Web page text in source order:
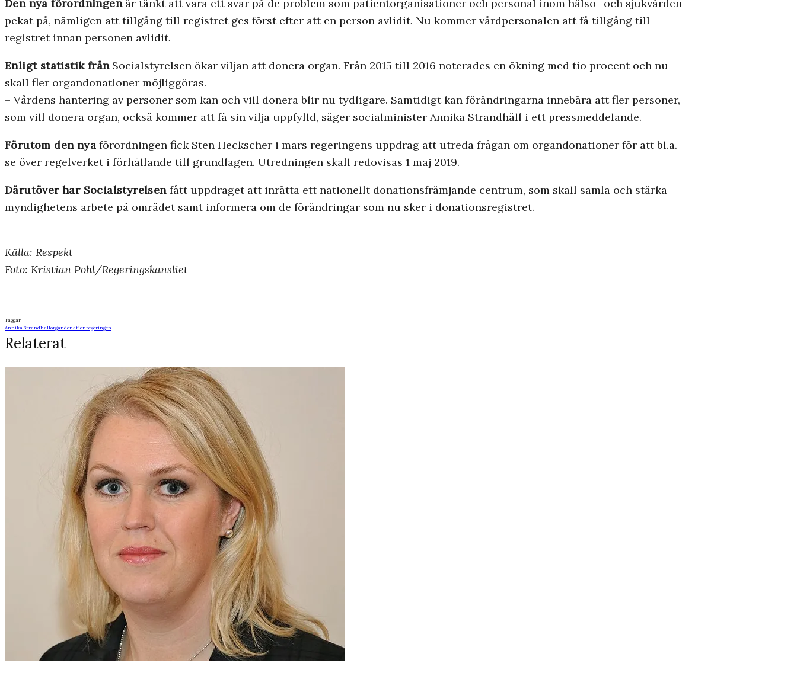
Den nya förordningenär tänkt att vara ett svar på de problem som patientorganisationer och personal inom hälso- och sjukvården
pekat på, nämligen att tillgång till registret ges först efter att en person avlidit. Nu kommer vårdpersonalen att få tillgång till
registret innan personen avlidit.
Enligt statistik frånSocialstyrelsen ökar viljan att donera organ. Från 2015 till 2016 noterades en ökning med tio procent och nu
skall fler organdonationer möjliggöras.
– Vårdens hantering av personer som kan och vill donera blir nu tydligare. Samtidigt kan förändringarna innebära att fler personer,
som vill donera organ, också kommer att få sin vilja uppfylld, säger socialminister Annika Strandhäll i ett pressmeddelande.
Förutom den nya förordningen fick Sten Heckscher i mars regeringens uppdrag att utreda frågan om organdonationer för att bl.a.
se över regelverket i förhållande till grundlagen. Utredningen skall redovisas 1 maj 2019.
Därutöver har Socialstyrelsenfått uppdraget att inrätta ett nationellt donationsfrämjande centrum, som skall samla och stärka
myndighetens arbete på området samt informera om de förändringar som nu sker i donationsregistret.
Källa: Respekt
Foto: Kristian Pohl/Regeringskansliet
Taggar
Annika Strandhällorgandonationregeringen
Relaterat